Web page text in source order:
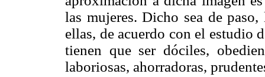
las mujeres. Dicho sea de
ellas, de acuerdo con el estudio
tienen que ser dóciles,
laboriosas, ahorradoras,